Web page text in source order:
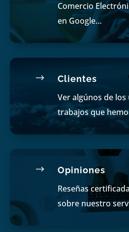
Comercio
en Google…
$ Clientes
Ver algúnos de
trabajos que
$ Opiniones
Reseñas
sobre nuestro